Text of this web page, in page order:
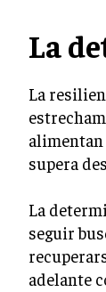
La
La
supera
La
seguir
adelante